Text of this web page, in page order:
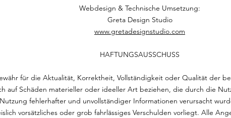
Webdesign & Technische Umsetzung:
Greta Design Studio
www.gretadesignstudio.com
HAFTUNGSAUSSCHUSS
für die Aktualität, Korrektheit, Vollständigkeit oder Qualität der
auf Schäden materieller oder ideeller Art beziehen, die durch die
fehlerhafter und unvollständiger Informationen verursacht
vorsätzliches oder grob fahrlässiges Verschulden vorliegt. Alle